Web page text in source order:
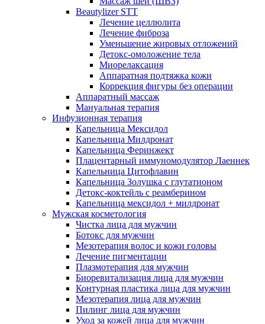
Beautylizer STT
Лечение целлюлита
Лечение фиброза
Уменьшение жировых отложений
Детокс-омоложение тела
Миорелаксация
Аппаратная подтяжка кожи
Коррекция фигуры без операции
Аппаратный массаж
Мануальная терапия
Инфузионная терапия
Капельница Мексидол
Капельница Милдронат
Капельница Феринжект
Плацентарный иммуномодулятор Лаеннек
Капельница Цитофлавин
Капельница Золушка с глутатионом
Детокс-коктейль с реамберином
Капельница мексидол + милдронат
Мужская косметология
Чистка лица для мужчин
Ботокс для мужчин
Мезотерапия волос и кожи головы
Лечение пигментации
Плазмотерапия для мужчин
Биоревитализация лица для мужчин
Контурная пластика лица для мужчин
Мезотерапия лица для мужчин
Пилинг лица для мужчин
Уход за кожей лица для мужчин